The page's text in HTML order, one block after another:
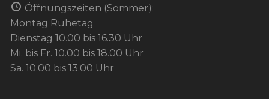
Öffnungszeiten (Sommer):
Montag Ruhetag
Dienstag 10.00 bis 16.30 Uhr
Mi. bis Fr. 10.00 bis 18.00 Uhr
Sa. 10.00 bis 13.00 Uhr